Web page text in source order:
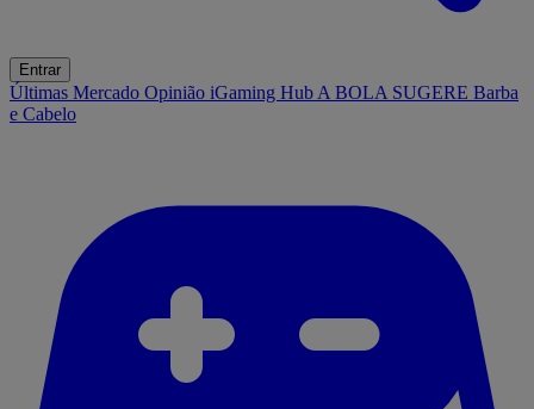
Entrar
Últimas Mercado Opinião iGaming Hub A BOLA SUGERE Barba
e Cabelo